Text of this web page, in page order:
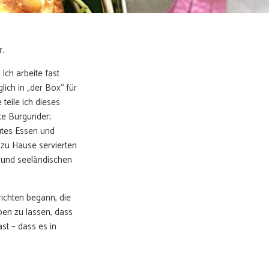
arbeite fast
in „der Box“ für
ich dieses
Burgunder;
Essen und
Hause servierten
seeländischen
begann, die
zu lassen, dass
– dass es in